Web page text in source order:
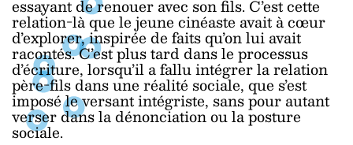
essayant de renouer avec son fils. C’est cette
relation-là que le jeune cinéaste avait à cœur
d’explorer, inspirée de faits qu’on lui avait
racontés. C’est plus tard dans le processus
d’écriture, lorsqu’il a fallu intégrer la relation
père-fils dans une réalité sociale, que s’est
imposé le versant intégriste, sans pour autant
verser dans la dénonciation ou la posture
sociale.